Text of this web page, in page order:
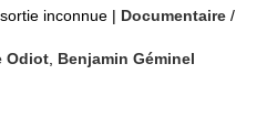
inconnue | Documentaire /
Odiot Benjamin Géminel